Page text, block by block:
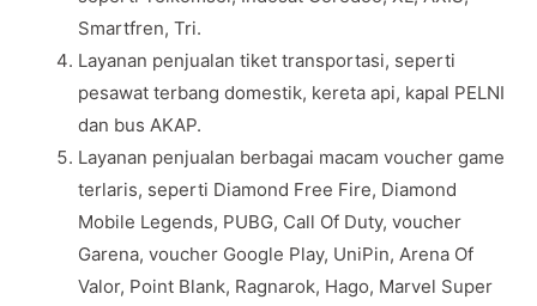
Smartfren, Tri.
Layanan penjualan tiket transportasi, seperti
pesawat terbang domestik, kereta api, kapal PELNI
dan bus AKAP.
Layanan penjualan berbagai macam voucher game
terlaris, seperti Diamond Free Fire, Diamond
Mobile Legends, PUBG, Call Of Duty, voucher
Garena, voucher Google Play, UniPin, Arena Of
Valor, Point Blank, Ragnarok, Hago, Marvel Super